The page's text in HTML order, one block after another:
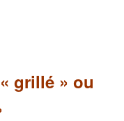
grillé » ou